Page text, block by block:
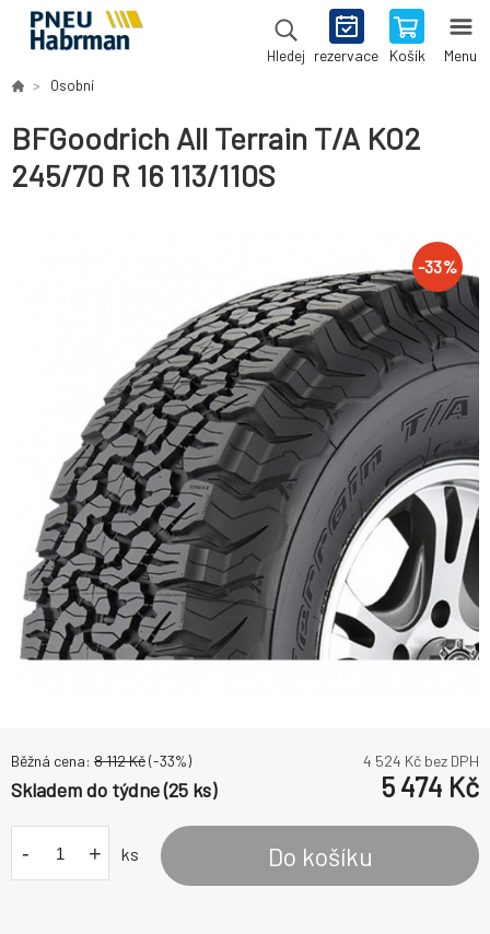
Hledej rezervace Košík Menu
Osobní
BFGoodrich All Terrain T/A KO2
245/70 R 16 113/110S
-33%
Běžná cena: 8 112Kč(-33%) 4 524 Kč bez DPH
Skladem do týdne (25 ks) 5 474 Kč
- + ks Do košíku